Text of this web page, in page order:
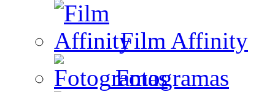
Film Affinity
Fotogramas